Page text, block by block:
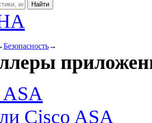
Безопасность→
ASA
Cisco ASA